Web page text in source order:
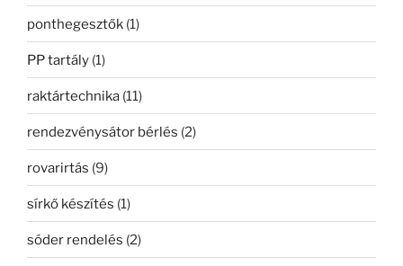
ponthegesztők (1)
PP tartály (1)
raktártechnika (11)
rendezvénysátor bérlés (2)
rovarirtás (9)
sírkő készítés (1)
sóder rendelés (2)